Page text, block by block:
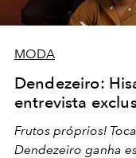
MODA
Dendezeiro:
entrevista
Frutos próprios!
Dendezeiro ganha